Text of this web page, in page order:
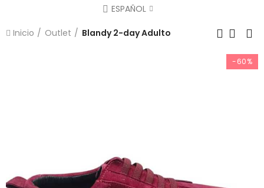
ESPAÑOL
Inicio Outlet Blandy 2-day Adulto
-60%